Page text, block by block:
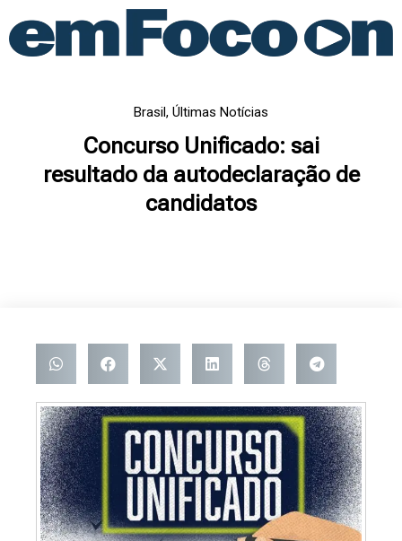
para
Brasil, Últimas Notícias
Concurso Unificado: sai
resultado da autodeclaração de
candidatos